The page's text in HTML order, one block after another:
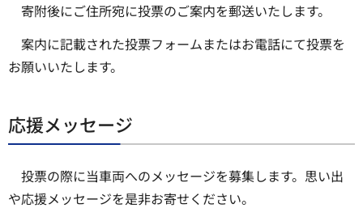
寄附後にご住所宛に投票のご案内を郵送いたします。
案内に記載された投票フォームまたはお電話にて投票を
お願いいたします。
応援メッセージ
投票の際に当車両へのメッセージを募集します。思い出
や応援メッセージを是非お寄せください。